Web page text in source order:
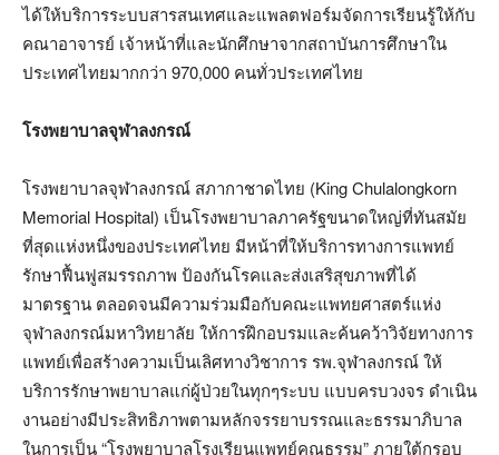
ได้ให้บริการระบบสารสนเทศและแพลตฟอร์มจัดการเรียนรู้ให้กับ
คณาอาจารย์ เจ้าหน้าที่และนักศึกษาจากสถาบันการศึกษาใน
ประเทศไทยมากกว่า 970,000 คนทั่วประเทศไทย
โรงพยาบาลจุฬาลงกรณ์
โรงพยาบาลจุฬาลงกรณ์ สภากาชาดไทย (King Chulalongkorn
Memorial Hospital) เป็นโรงพยาบาลภาครัฐขนาดใหญ่ที่ทันสมัย
ที่สุดแห่งหนึ่งของประเทศไทย มีหน้าที่ให้บริการทางการแพทย์
รักษาฟื้นฟูสมรรถภาพ ป้องกันโรคและส่งเสริสุขภาพที่ได้
มาตรฐาน ตลอดจนมีความร่วมมือกับคณะแพทยศาสตร์แห่ง
จุฬาลงกรณ์มหาวิทยาลัย ให้การฝึกอบรมและค้นคว้าวิจัยทางการ
แพทย์เพื่อสร้างความเป็นเลิศทางวิชาการ รพ.จุฬาลงกรณ์ ให้
บริการรักษาพยาบาลแก่ผู้ป่วยในทุกๆระบบ แบบครบวงจร ดำเนิน
งานอย่างมีประสิทธิภาพตามหลักจรรยาบรรณและธรรมาภิบาล
ในการเป็น “โรงพยาบาลโรงเรียนแพทย์คุณธรรม” ภายใต้กรอบ